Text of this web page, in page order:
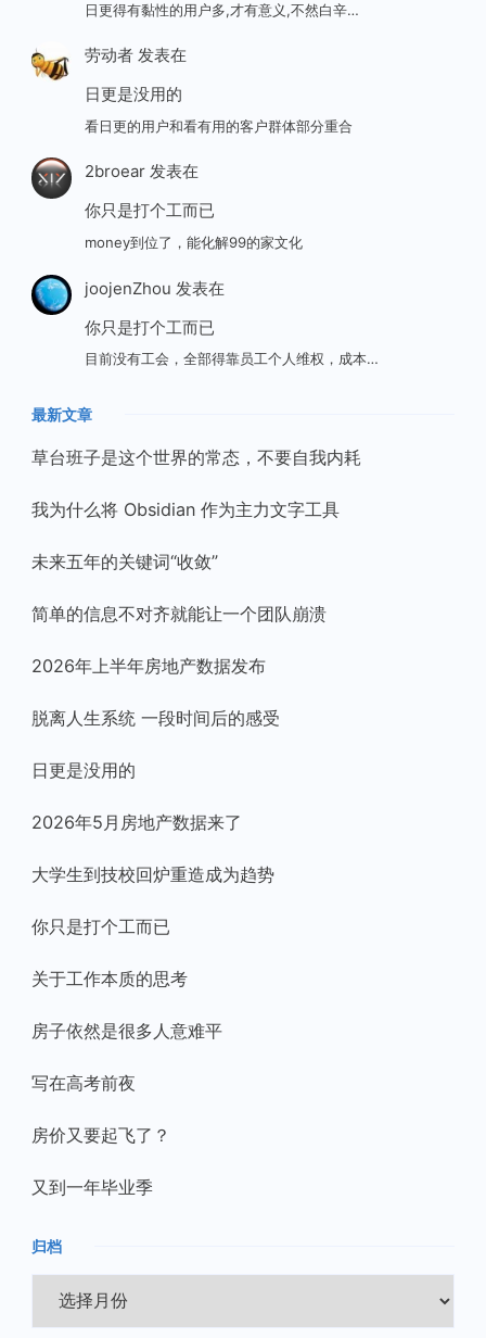
日更得有黏性的用户多,才有意义,不然白辛…
劳动者发表在
日更是没用的
看日更的用户和看有用的客户群体部分重合
2broear发表在
你只是打个工而已
money到位了，能化解99的家文化
joojenZhou 发表在
你只是打个工而已
目前没有工会，全部得靠员工个人维权，成本…
最新文章
草台班子是这个世界的常态，不要自我内耗
我为什么将 Obsidian 作为主力文字工具
未来五年的关键词“收敛”
简单的信息不对齐就能让一个团队崩溃
2026年上半年房地产数据发布
脱离人生系统 一段时间后的感受
日更是没用的
2026年5月房地产数据来了
大学生到技校回炉重造成为趋势
你只是打个工而已
关于工作本质的思考
房子依然是很多人意难平
写在高考前夜
房价又要起飞了？
又到一年毕业季
归档
档